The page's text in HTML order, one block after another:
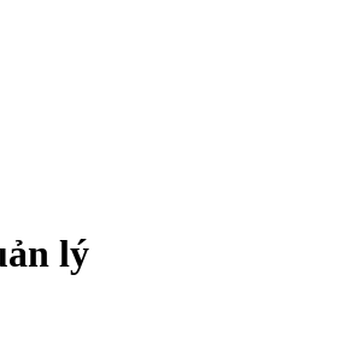
lý